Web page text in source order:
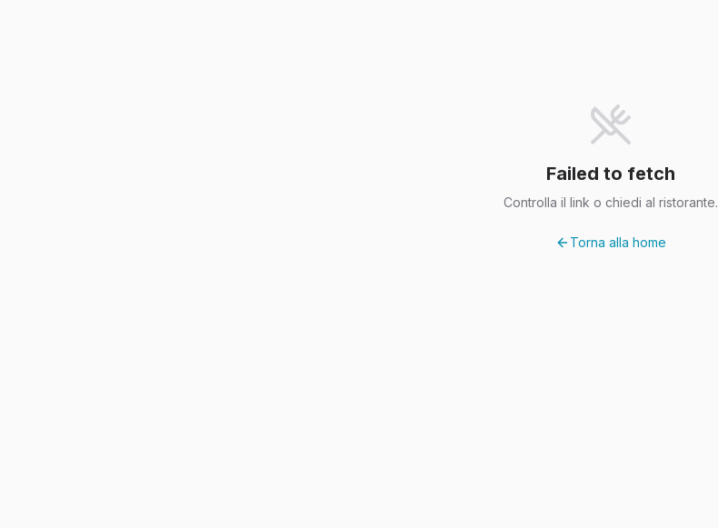
Failed to fetch
Controlla il link o chiedi al ristorante.
Torna alla home